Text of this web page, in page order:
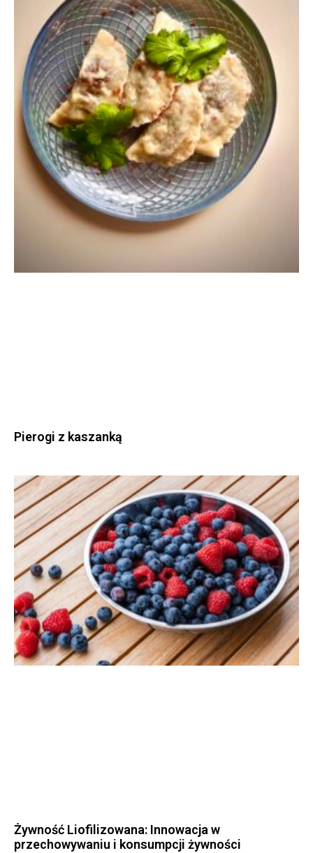
Pierogi z kaszanką
Żywność Liofilizowana: Innowacja w
przechowywaniu i konsumpcji żywności